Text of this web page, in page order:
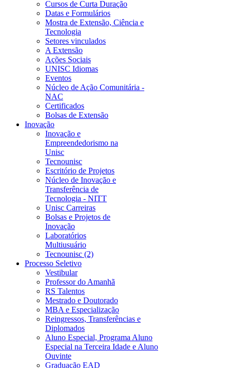
Cursos de Curta Duração
Datas e Formulários
Mostra de Extensão, Ciência e
Tecnologia
Setores vinculados
A Extensão
Ações Sociais
UNISC Idiomas
Eventos
Núcleo de Ação Comunitária -
NAC
Certificados
Bolsas de Extensão
Inovação
Inovação e
Empreendedorismo na
Unisc
Tecnounisc
Escritório de Projetos
Núcleo de Inovação e
Transferência de
Tecnologia - NITT
Unisc Carreiras
Bolsas e Projetos de
Inovação
Laboratórios
Multiusuário
Tecnounisc (2)
Processo Seletivo
Vestibular
Professor do Amanhã
RS Talentos
Mestrado e Doutorado
MBA e Especialização
Reingressos, Transferências e
Diplomados
Aluno Especial, Programa Aluno
Especial na Terceira Idade e Aluno
Ouvinte
Graduação EAD